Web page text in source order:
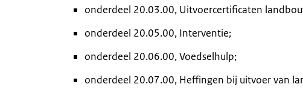
onderdeel 20.03.00, Uitvoercertificaten
onderdeel 20.05.00, Interventie;
onderdeel 20.06.00, Voedselhulp;
onderdeel 20.07.00, Heffingen bij uitvoer van